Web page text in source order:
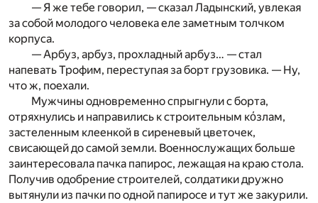
— Я же тебе говорил, — сказал Ладынский, увлекая
за собой молодого человека еле заметным толчком
корпуса.
— Арбуз, арбуз, прохладный арбуз… — стал
напевать Трофим, переступая за борт грузовика. — Ну,
что ж, поехали.
Мужчины одновременно спрыгнули с борта,
отряхнулись и направились к строительным кόзлам,
застеленным клеенкой в сиреневый цветочек,
свисающей до самой земли. Военнослужащих больше
заинтересовала пачка папирос, лежащая на краю стола.
Получив одобрение строителей, солдатики дружно
вытянули из пачки по одной папиросе и тут же закурили.